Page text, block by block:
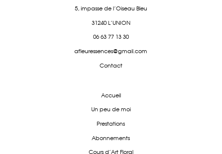
5, impasse de l'Oiseau Bleu
31240 L'UNION
06 63 77 13 30
afleuressences@gmail.com
Contact
Accueil
Un peu de moi
Prestations
Abonnements
Cours d'Art Floral